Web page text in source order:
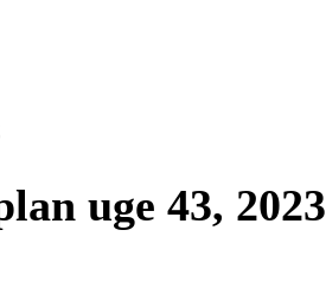
uge 43, 2023